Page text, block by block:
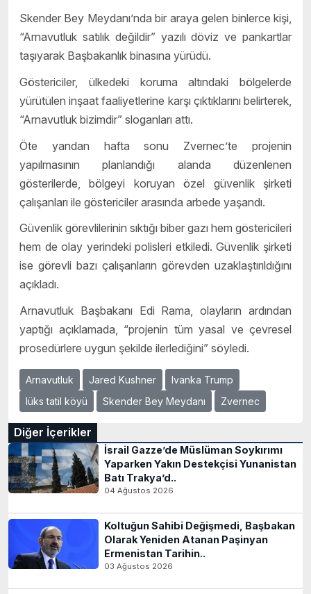
Skender Bey Meydanı’nda bir araya gelen binlerce kişi,
“Arnavutluk satılık değildir” yazılı döviz ve pankartlar
taşıyarak Başbakanlık binasına yürüdü.
Göstericiler, ülkedeki koruma altındaki bölgelerde
yürütülen inşaat faaliyetlerine karşı çıktıklarını belirterek,
“Arnavutluk bizimdir” sloganları attı.
Öte yandan hafta sonu Zvernec’te projenin
yapılmasının planlandığı alanda düzenlenen
gösterilerde, bölgeyi koruyan özel güvenlik şirketi
çalışanları ile göstericiler arasında arbede yaşandı.
Güvenlik görevlilerinin sıktığı biber gazı hem göstericileri
hem de olay yerindeki polisleri etkiledi. Güvenlik şirketi
ise görevli bazı çalışanların görevden uzaklaştırıldığını
açıkladı.
Arnavutluk Başbakanı Edi Rama, olayların ardından
yaptığı açıklamada, “projenin tüm yasal ve çevresel
prosedürlere uygun şekilde ilerlediğini” söyledi.
Arnavutluk Jared Kushner
Ivanka Trump
lüks tatil köyü
Skender Bey Meydanı Zvernec
Diğer İçerikler
İsrail Gazze’de Müslüman Soykırımı
Yaparken Yakın Destekçisi Yunanistan
Batı Trakya’d..
04 Ağustos 2026
Koltuğun Sahibi Değişmedi, Başbakan
Olarak Yeniden Atanan Paşinyan
Ermenistan Tarihin..
03 Ağustos 2026